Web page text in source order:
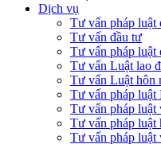
Dịch vụ
Tư vấn pháp luật
Tư vấn đầu tư
Tư vấn pháp luật
Tư vấn Luật lao
Tư vấn Luật hôn
Tư vấn pháp luật
Tư vấn pháp luật
Tư vấn pháp luật
Tư vấn pháp luật